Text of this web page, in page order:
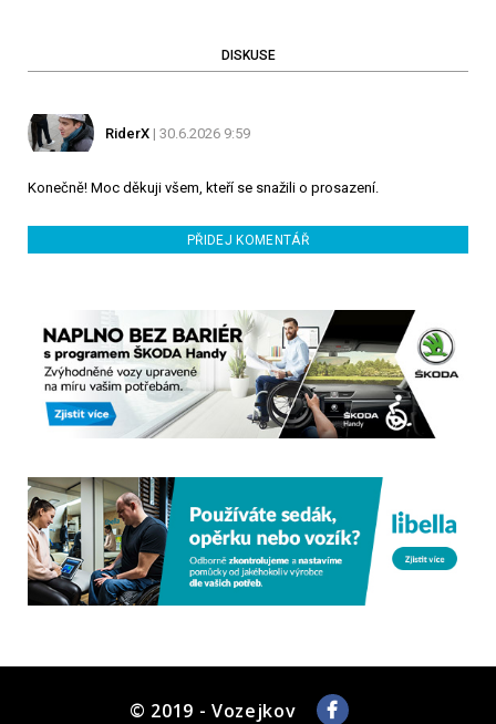
DISKUSE
RiderX | 30.6.2026 9:59
Konečně! Moc děkuji všem, kteří se snažili o prosazení.
PŘIDEJ KOMENTÁŘ
© 2019 - Vozejkov